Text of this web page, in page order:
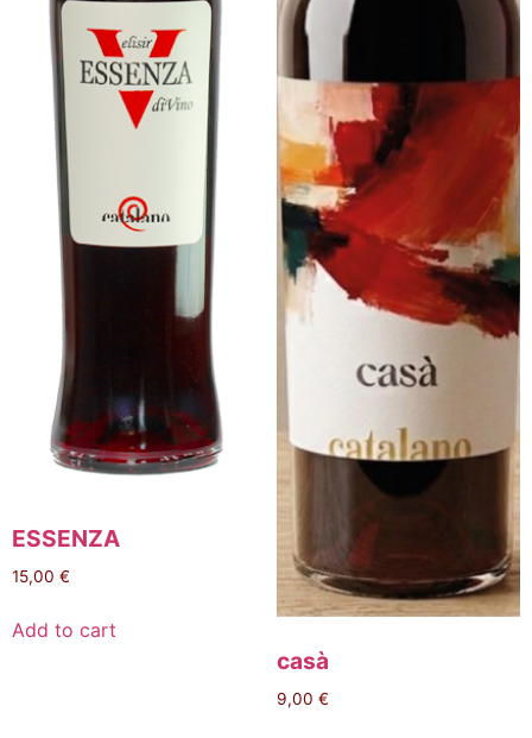
ESSENZA
15,00 €
Add to cart
casà
9,00 €